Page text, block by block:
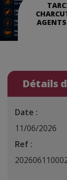
Détails
Date :
11/06/2026
Ref :